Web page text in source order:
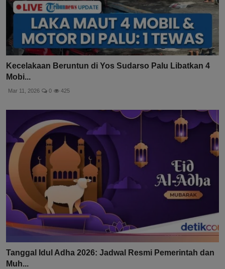
Kecelakaan Beruntun di Yos Sudarso Palu Libatkan 4
Mobi...
Mar 11, 2026 0 425
Tanggal Idul Adha 2026: Jadwal Resmi Pemerintah dan
Muh...